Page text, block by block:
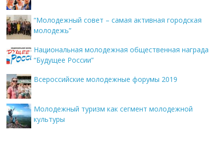
“Молодежный совет – самая активная городская
молодежь”
Национальная молодежная общественная награда
“Будущее России”
Всероссийские молодежные форумы 2019
Молодежный туризм как сегмент молодежной
культуры